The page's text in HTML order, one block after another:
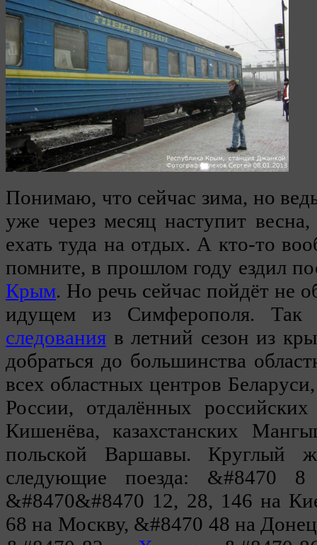
Понимаю, что сейчас зима, но
уже через месяц наступит
ехать туда на отдых. А кто-то
помните, в прошлом году ездил
Крым. Но речь сейчас пойдёт не
идущем из Симферополя.
следования в летний сезон из
добраться до большинства
всех областных центров
России, отдалённых российских
Кишенёва, казахстанских
польской Варшавы. Круглый
следующие поезда: &#8470 8
&#8470&#8470 12, 28, 146 на
68 на Москву, &#8470 48 на